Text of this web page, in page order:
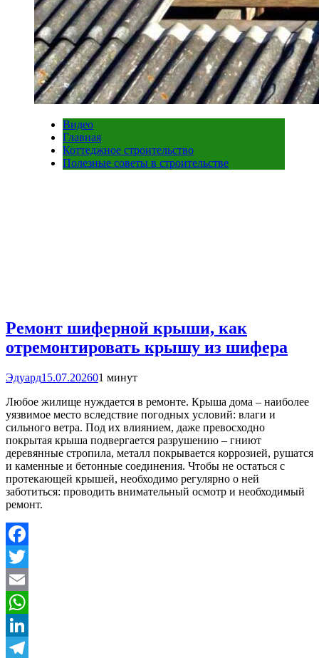
Видео
Главная
Коттеджное строительство
Полезные советы в строительстве
Ремонт шиферной крыши, как
отремонтировать крышу из шифера
Эдуард15.07.202601 минут
Любое жилище нуждается в ремонте. Крыша дома – наиболее
уязвимое место вследствие погодных условий: влаги и
сильного ветра. Под их влиянием, даже превосходно
покрытая крыша подвергается разрушению – гниют
деревянные стропила, металл покрывается коррозией, рушатся
и каменные и бетонные соединения. Чтобы не остаться с
протекающей крышей, необходимо регулярно о ней
заботиться: проводить внимательный осмотр и необходимый
ремонт.
Facebook
Twitter
Email
WhatsApp
LinkedIn